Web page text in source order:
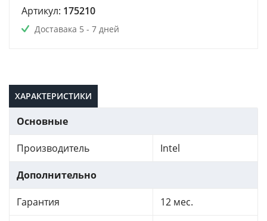
Артикул: 175210
Доставака 5 - 7 дней
ХАРАКТЕРИСТИКИ
Основные
Производитель Intel
Дополнительно
Гарантия 12 мес.